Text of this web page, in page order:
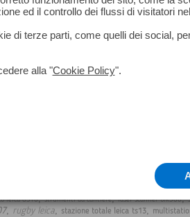
leica GS16,strumenti da cantiere,laser scanner blk360,
, rugby leica, stazione totale leica ts13,
ed il controllo dei flussi di visitatori
di terze parti, come quelli dei social,
alla "Cookie Policy".